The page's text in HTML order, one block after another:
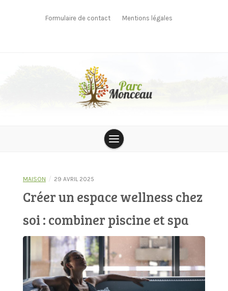
Formulaire de contact Mentions légales
MAISON / 29 AVRIL 2025
Créer un espace wellness chez
soi : combiner piscine et spa